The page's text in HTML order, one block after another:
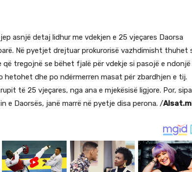
asnjë detaj lidhur me vdekjen e 25 vjeçares Daorsa
Në pyetjet drejtuar prokurorisë vazhdimisht thuhet
që tregojnë se bëhet fjalë për vdekje si pasojë e ndonjë
hetohet dhe po ndërmerren masat për zbardhjen e tij.
të 25 vjeçares, nga ana e mjekësisë ligjore. Por,
e Daorsës, janë marrë në pyetje disa perona. /